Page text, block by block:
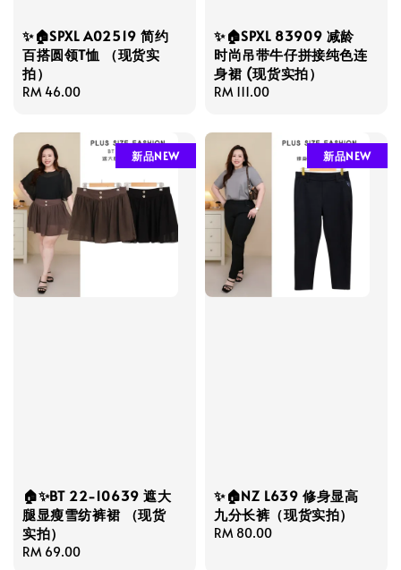
✨🏠SPXL A02519 简约
百搭圆领T恤 （现货实
拍）
Regular
RM 46.00
✨🏠SPXL 83909 减龄
时尚吊带牛仔拼接纯色连
身裙 (现货实拍）
Regular
RM 111.00
新品NEW
🏠✨BT 22-10639 遮大
腿显瘦雪纺裤裙 （现货
实拍）
Regular
RM 69.00
新品NEW
✨🏠NZ L639 修身显高
九分长裤（现货实拍）
Regular
RM 80.00